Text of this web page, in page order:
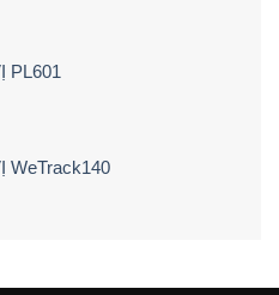
PL601
WeTrack140